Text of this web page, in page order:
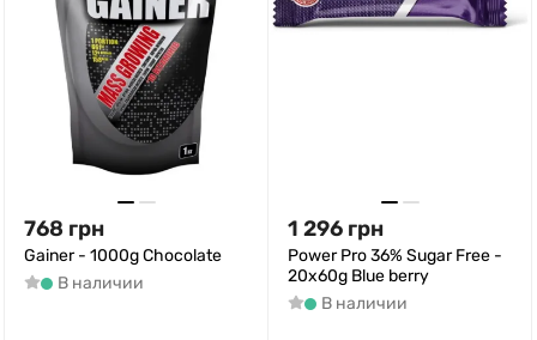
768 грн
Gainer - 1000g Chocolate
В наличии
1 296 грн
Power Pro 36% Sugar Free -
20x60g Blue berry
В наличии